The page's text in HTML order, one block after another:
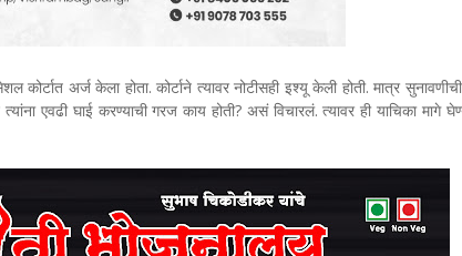
अर्ज केला होता. कोर्टाने त्यावर नोटीसही इश्यू केली होती. मात्र
त्यांना एवढी घाई करण्याची गरज काय होती? असं विचारलं. त्यावर ही याचिका मागे